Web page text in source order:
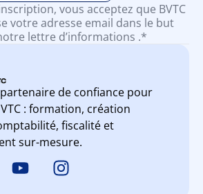
vous acceptez que BVTC
votre adresse email dans le but
lettre d’informations .*
de confiance pour
: formation, création
fiscalité et
sur-mesure.